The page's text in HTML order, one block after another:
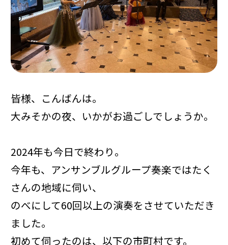
皆様、こんばんは。
大みそかの夜、いかがお過ごしでしょうか。
2024年も今日で終わり。
今年も、アンサンブルグループ奏楽ではたく
さんの地域に伺い、
のべにして60回以上の演奏をさせていただき
ました。
初めて伺ったのは、以下の市町村です。